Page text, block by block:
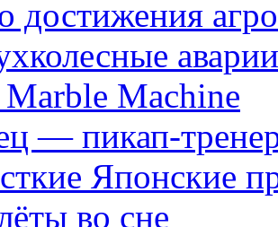
достижения
Machine
— пикап-
Японские
во сне